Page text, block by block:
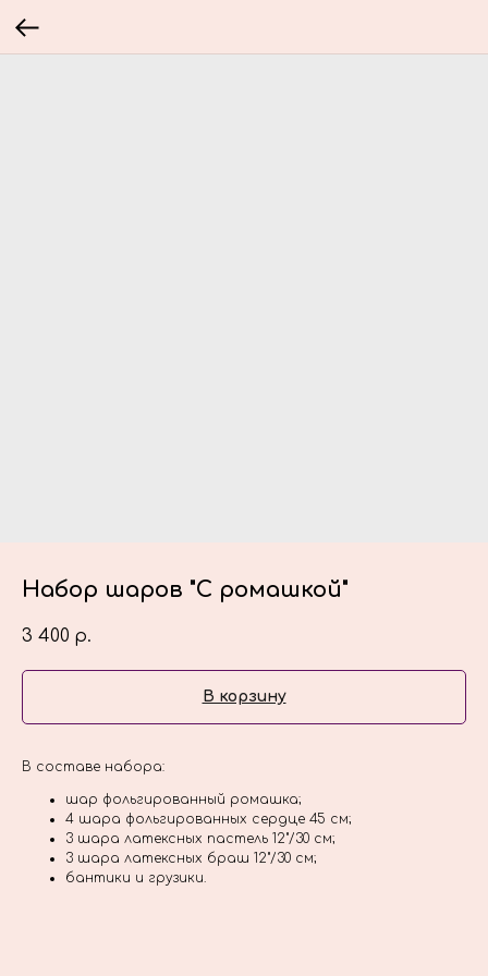
Набор шаров "С ромашкой"
3 400 р.
В корзину
В составе набора:
шар фольгированный ромашка;
4 шара фольгированных сердце 45 см;
3 шара латексных пастель 12"/30 см;
3 шара латексных браш 12"/30 см;
бантики и грузики.